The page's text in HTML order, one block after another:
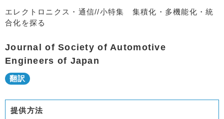
エレクトロニクス・通信//小特集 集積化・多機能化・統
合化を探る
Journal of Society of Automotive
Engineers of Japan
提供方法